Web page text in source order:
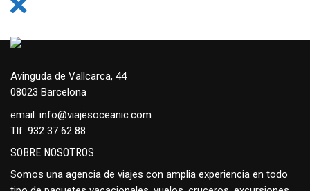
Avinguda de Vallcarca, 44
08023 Barcelona
email: info@viajesoceanic.com
Tlf: 932 37 62 88
SOBRE NOSOTROS
Somos una agencia de viajes con amplia experiencia en todo